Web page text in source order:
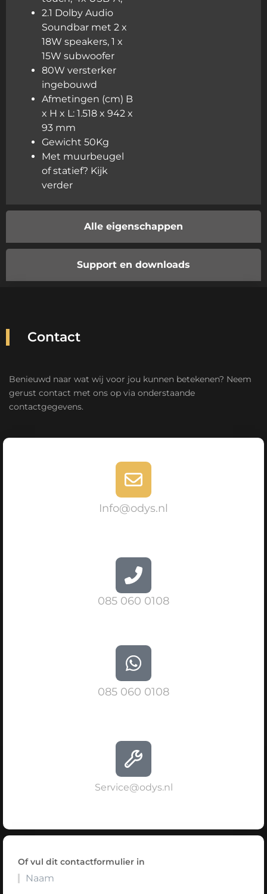
Alle eigenschappen
Support en downloads
2.1 Dolby Audio
Soundbar met 2 x
18W speakers, 1 x
15W subwoofer
80W versterker
ingebouwd
Afmetingen (cm) B
x H x L: 1.518 x 942 x
93 mm
Gewicht 50Kg
Met muurbeugel
of statief? Kijk
verder
Contact
Benieuwd naar wat wij voor jou kunnen betekenen? Neem
gerust contact met ons op via onderstaande
contactgegevens.
Info@odys.nl
085 060 0108
085 060 0108
Service@odys.nl
Of vul dit contactformulier in
Naam